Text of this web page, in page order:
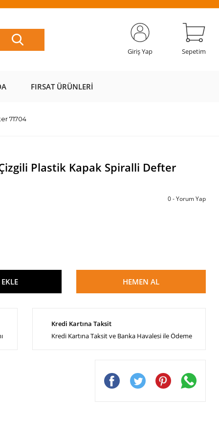
Giriş Yap Sepetim
FIRSAT ÜRÜNLERI
71704
Plastik Kapak Spiralli Defter
0 - Yorum Yap
EKLE HEMEN AL
Kredi Kartına Taksit
Kredi Kartına Taksit ve Banka Havalesi ile Ödeme